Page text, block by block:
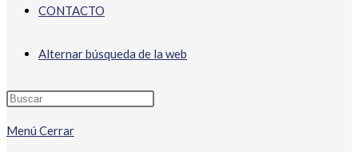
CONTACTO
Alternar búsqueda de la web
Menú Cerrar